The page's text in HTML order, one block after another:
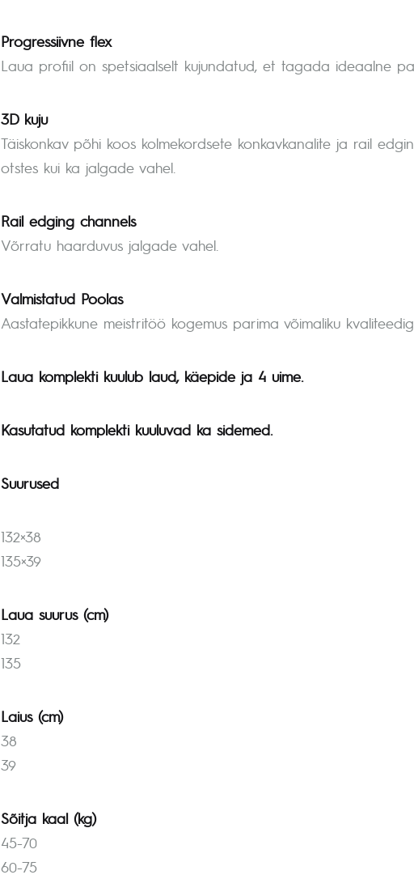
Progressiivne flex
Laua profiil on spetsiaalselt kujundatud, et tagada ideaalne
3D kuju
Täiskonkav põhi koos kolmekordsete konkavkanalite ja rail
otstes kui ka jalgade vahel.
Rail edging channels
Võrratu haarduvus jalgade vahel.
Valmistatud Poolas
Aastatepikkune meistritöö kogemus parima võimaliku
Laua komplekti kuulub laud, käepide ja 4 uime.
Kasutatud komplekti kuuluvad ka sidemed.
Suurused
132×38
135×39
Laua suurus (cm)
132
135
Laius (cm)
38
39
Sõitja kaal (kg)
45-70
60-75